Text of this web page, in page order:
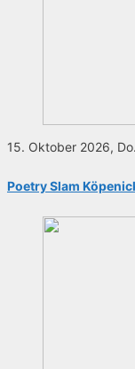
15. Oktober 2026,
Poetry Slam